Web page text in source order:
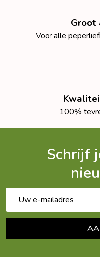
Groot
Voor alle
100%
Schrijf
mailadres